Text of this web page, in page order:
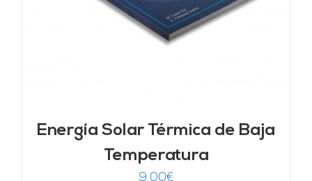
Energía Solar Térmica de Baja
Temperatura
9,00€